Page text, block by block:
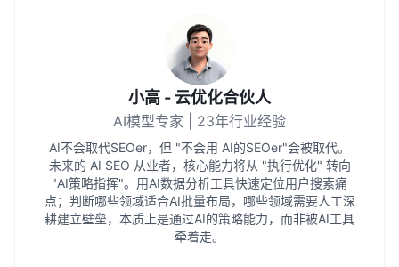
小高 - 云优化合伙人
AI模型专家 | 23年行业经验
AI不会取代SEOer，但 "不会用 AI的SEOer"会被取代。
未来的 AI SEO 从业者，核心能力将从 "执行优化" 转向
"AI策略指挥"。用AI数据分析工具快速定位用户搜索痛
点；判断哪些领域适合AI批量布局，哪些领域需要人工深
耕建立壁垒，本质上是通过AI的策略能力，而非被AI工具
牵着走。